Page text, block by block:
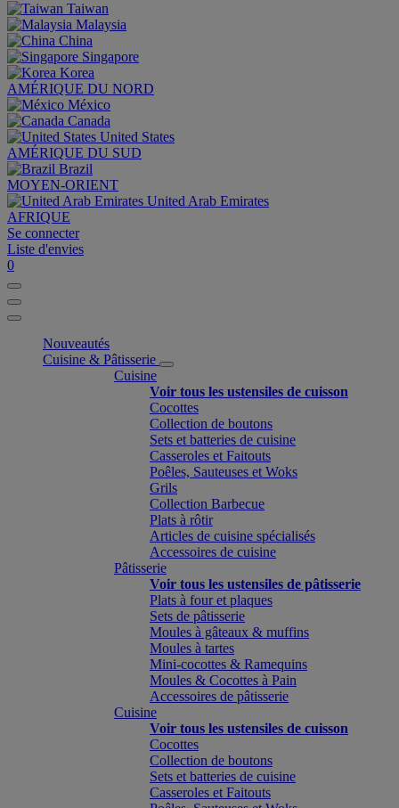
Taiwan
Malaysia
China
Singapore
Korea
AMÉRIQUE DU NORD
México
Canada
United States
AMÉRIQUE DU SUD
Brazil
MOYEN-ORIENT
United Arab Emirates
AFRIQUE
Se connecter
Liste d'envies
0
Nouveautés
Cuisine & Pâtisserie
Cuisine
Voir tous les ustensiles de cuisson
Cocottes
Collection de boutons
Sets et batteries de cuisine
Casseroles et Faitouts
Poêles, Sauteuses et Woks
Grils
Collection Barbecue
Plats à rôtir
Articles de cuisine spécialisés
Accessoires de cuisine
Pâtisserie
Voir tous les ustensiles de pâtisserie
Plats à four et plaques
Sets de pâtisserie
Moules à gâteaux & muffins
Moules à tartes
Mini-cocottes & Ramequins
Moules & Cocottes à Pain
Accessoires de pâtisserie
Cuisine
Voir tous les ustensiles de cuisson
Cocottes
Collection de boutons
Sets et batteries de cuisine
Casseroles et Faitouts